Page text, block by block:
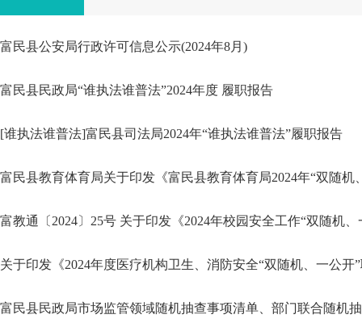
富民县公安局行政许可信息公示(2024年8月)
富民县民政局“谁执法谁普法”2024年度 履职报告
[谁执法谁普法]富民县司法局2024年“谁执法谁普法”履职报告
富民县教育体育局关于印发《富民县教育体育局2024年“双随
富教通〔2024〕25号 关于印发《2024年校园安全工作“双随机
关于印发《2024年度医疗机构卫生、消防安全“双随机、一公开
富民县民政局市场监管领域随机抽查事项清单、部门联合随机